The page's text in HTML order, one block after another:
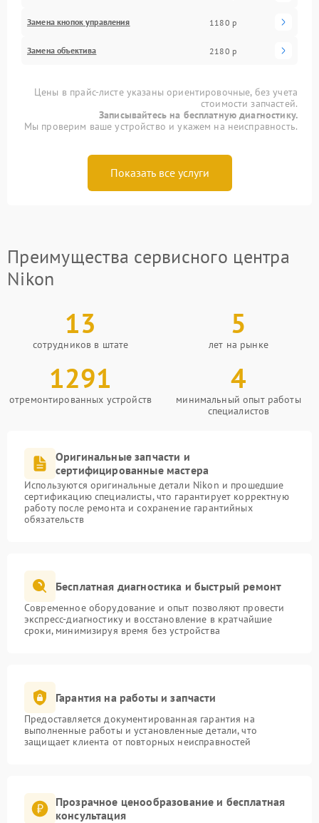
Замена кнопок управления 1180 р
Замена объектива 2180 р
Цены в прайс-листе указаны ориентировочные, без учета
стоимости запчастей.
Записывайтесь на бесплатную диагностику.
Мы проверим ваше устройство и укажем на неисправность.
Показать все услуги
Преимущества сервисного центра
Nikon
13
сотрудников в штате
5
лет на рынке
1291
отремонтированных устройств
4
минимальный опыт работы
специалистов
Оригинальные запчасти и
сертифицированные мастера
Используются оригинальные детали Nikon и прошедшие
сертификацию специалисты, что гарантирует корректную
работу после ремонта и сохранение гарантийных
обязательств
Бесплатная диагностика и быстрый ремонт
Современное оборудование и опыт позволяют провести
экспресс-диагностику и восстановление в кратчайшие
сроки, минимизируя время без устройства
Гарантия на работы и запчасти
Предоставляется документированная гарантия на
выполненные работы и установленные детали, что
защищает клиента от повторных неисправностей
Прозрачное ценообразование и бесплатная
консультация